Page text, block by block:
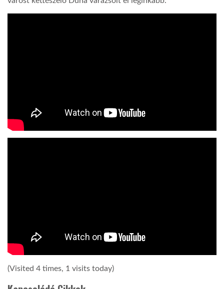
(Visited 4 times, 1 visits today)